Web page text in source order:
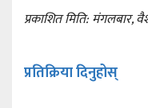
प्रकाशित मिति: मंगलबार,
प्रतिक्रिया दिनुहोस्